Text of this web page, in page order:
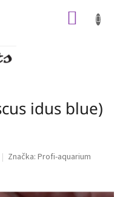
idus blue)
Značka: Profi-aquarium